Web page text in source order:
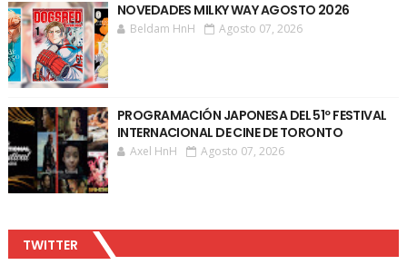
NOVEDADES MILKY WAY AGOSTO 2026
Beldam HnH Agosto 07, 2026
PROGRAMACIÓN JAPONESA DEL 51º FESTIVAL
INTERNACIONAL DE CINE DE TORONTO
Axel HnH Agosto 07, 2026
TWITTER